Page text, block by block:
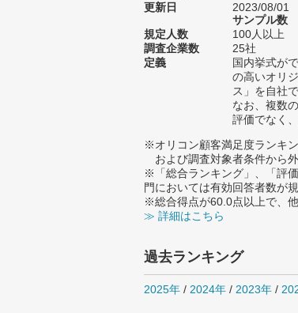
更新日
2023/08/01
サンプル数
規定人数
100人以上
調査企業数
25社
定義
国内挙式が
の高いオリ
ス」を自社
なお、複数
評価でなく
※オリコン顧客満足度ランキ
および調査対象者条件から
※「総合ランキング」、「評
門においては有効回答者数が
※総合得点が60.0点以上で、
≫ 詳細はこちら
過去ランキング
2025年 / 2024年 / 2023年 /